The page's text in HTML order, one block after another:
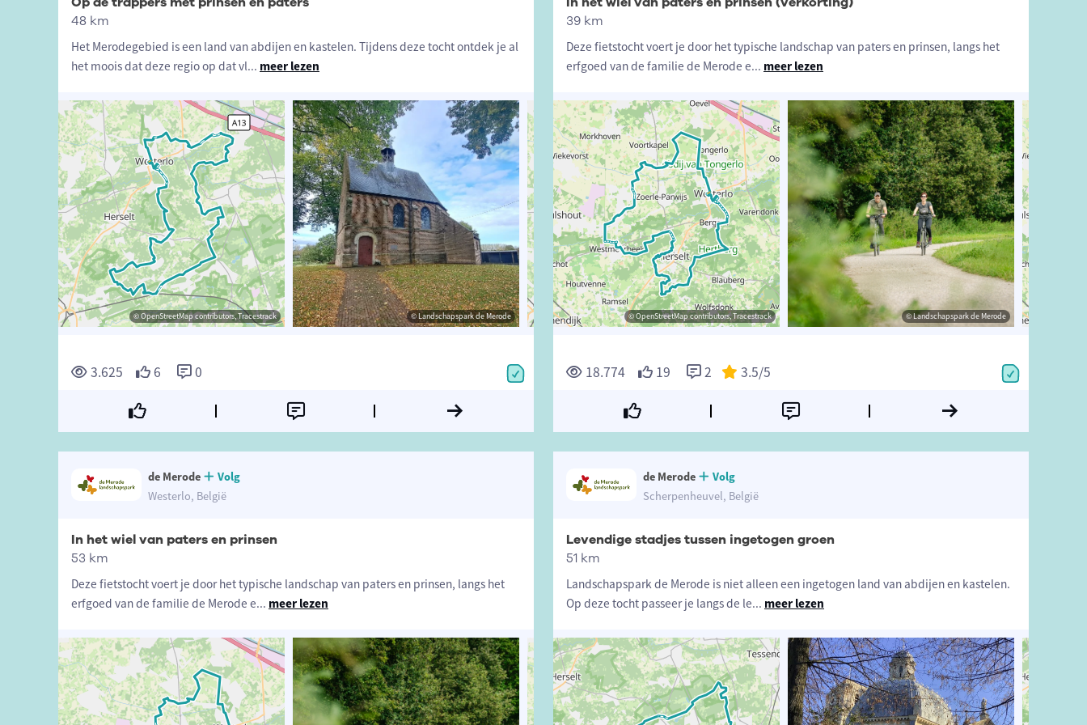
48 km
Het Merodegebied is een land van abdijen en kastelen. Tijdens deze tocht ontdek je al
het moois dat deze regio op dat vl... meer lezen
© OpenStreetMap contributors, Tracestrack © Landschapspark de Merode © OpenStreetMap contributors, Tracestrack © Landschapspark de Merode
3.625 6 0
39 km
Deze fietstocht voert je door het typische landschap van paters en prinsen, langs het
erfgoed van de familie de Merode e... meer lezen
de Merode © OpenStreetMap contributors, Tracestrack © Landschapspark de Merode © OpenStreetMap contributors, Tracestrack © Landschapspark de Merode
18.774 19 2 3.5/5
de Merode
Volg
Westerlo, België
In het wiel van paters en prinsen
53 km
Deze fietstocht voert je door het typische landschap van paters en prinsen, langs het
erfgoed van de familie de Merode e... meer lezen
de Merode
Volg
Scherpenheuvel, België
Levendige stadjes tussen ingetogen groen
51 km
Landschapspark de Merode is niet alleen een ingetogen land van abdijen en kastelen.
Op deze tocht passeer je langs de le... meer lezen